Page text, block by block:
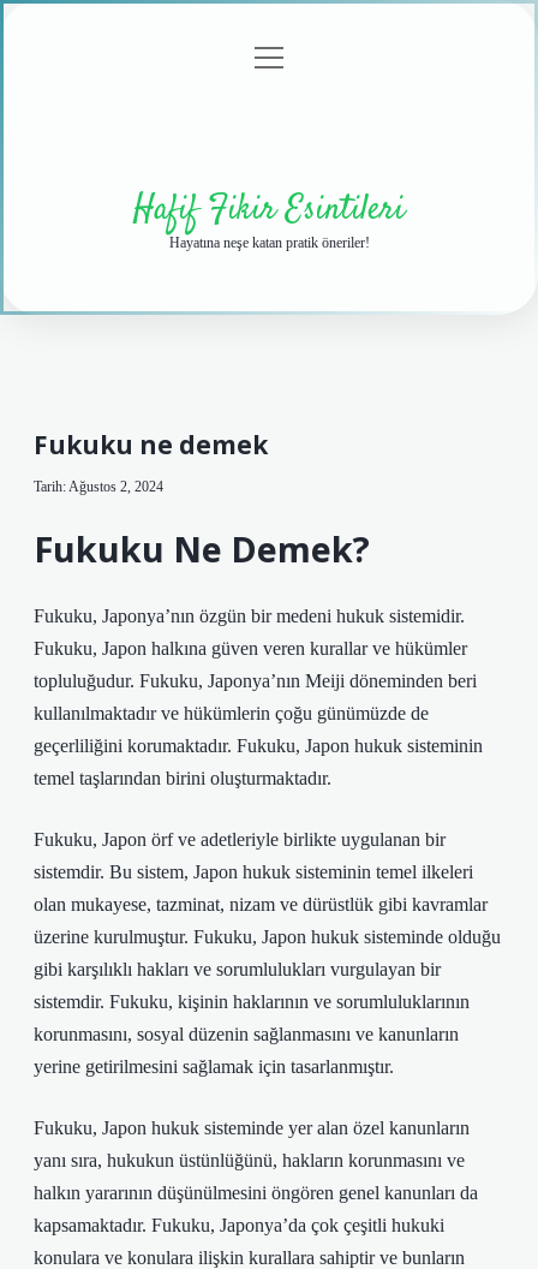
menüyü
Hafif Fikir Esintileri
Hayatına neşe katan pratik öneriler!
Fukuku ne demek
Tarih: Ağustos 2, 2024
Fukuku Ne Demek?
Fukuku, Japonya’nın özgün bir medeni hukuk sistemidir.
Fukuku, Japon halkına güven veren kurallar ve hükümler
topluluğudur. Fukuku, Japonya’nın Meiji döneminden beri
kullanılmaktadır ve hükümlerin çoğu günümüzde de
geçerliliğini korumaktadır. Fukuku, Japon hukuk sisteminin
temel taşlarından birini oluşturmaktadır.
Fukuku, Japon örf ve adetleriyle birlikte uygulanan bir
sistemdir. Bu sistem, Japon hukuk sisteminin temel ilkeleri
olan mukayese, tazminat, nizam ve dürüstlük gibi kavramlar
üzerine kurulmuştur. Fukuku, Japon hukuk sisteminde olduğu
gibi karşılıklı hakları ve sorumlulukları vurgulayan bir
sistemdir. Fukuku, kişinin haklarının ve sorumluluklarının
korunmasını, sosyal düzenin sağlanmasını ve kanunların
yerine getirilmesini sağlamak için tasarlanmıştır.
Fukuku, Japon hukuk sisteminde yer alan özel kanunların
yanı sıra, hukukun üstünlüğünü, hakların korunmasını ve
halkın yararının düşünülmesini öngören genel kanunları da
kapsamaktadır. Fukuku, Japonya’da çok çeşitli hukuki
konulara ve konulara ilişkin kurallara sahiptir ve bunların